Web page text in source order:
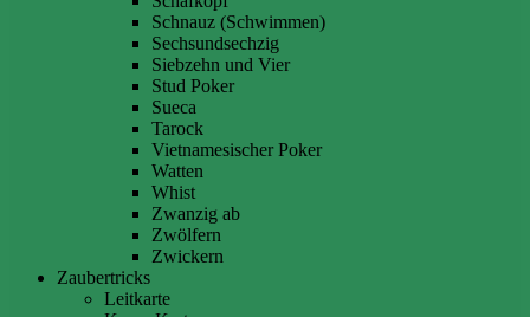
Schnauz (Schwimmen)
Sechsundsechzig
Siebzehn und Vier
Stud Poker
Sueca
Tarock
Vietnamesischer Poker
Watten
Whist
Zwanzig ab
Zwölfern
Zwickern
Zaubertricks
Leitkarte